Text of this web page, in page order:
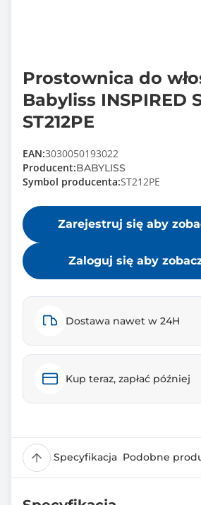
Prostownica do
Babyliss INSPIRED
ST212PE
EAN:3030050193022
Producent:BABYLISS
Symbol producenta:ST212PE
Zarejestruj się aby
Zaloguj się aby
Dostawa nawet w 24H
Kup teraz, zapłać później
Specyfikacja Podobne